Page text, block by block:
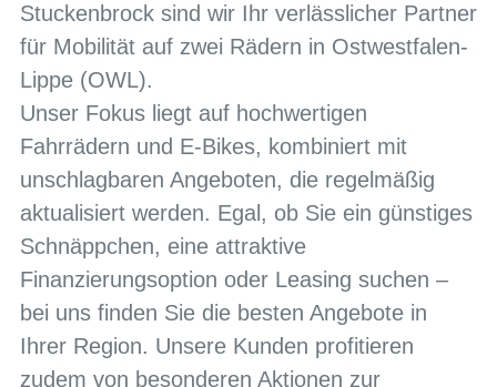
Stuckenbrock sind wir Ihr verlässlicher Partner
für Mobilität auf zwei Rädern in Ostwestfalen-
Lippe (OWL).
Unser Fokus liegt auf hochwertigen
Fahrrädern und E-Bikes, kombiniert mit
unschlagbaren Angeboten, die regelmäßig
aktualisiert werden. Egal, ob Sie ein günstiges
Schnäppchen, eine attraktive
Finanzierungsoption oder Leasing suchen –
bei uns finden Sie die besten Angebote in
Ihrer Region. Unsere Kunden profitieren
zudem von besonderen Aktionen zur